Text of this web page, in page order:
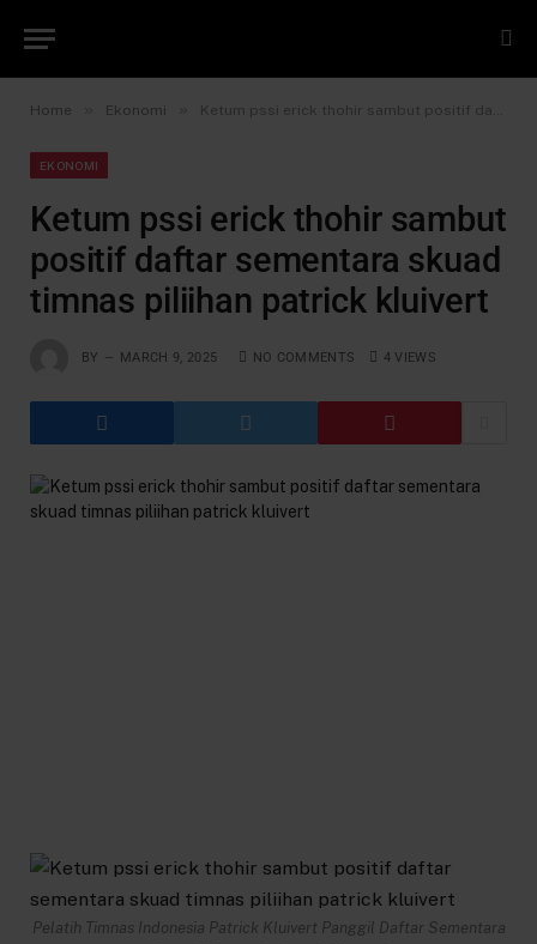
Home Ekonomi Ketum pssi erick thohir sambut positif daftar sementara skuad timnas piliihan patrick kluivert
EKONOMI
Ketum pssi erick thohir sambut
positif daftar sementara skuad
timnas piliihan patrick kluivert
BY MARCH 9, 2025 NO COMMENTS 4VIEWS
Pelatih Timnas Indonesia Patrick Kluivert Panggil Daftar Sementara